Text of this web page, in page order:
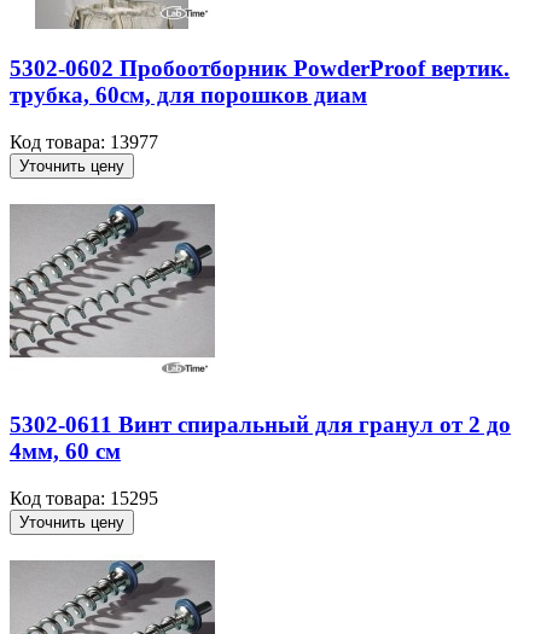
5302-0602 Пробоотборник PowderProof вертик.
трубка, 60см, для порошков диам
Код товара: 13977
Уточнить цену
5302-0611 Винт спиральный для гранул от 2 до
4мм, 60 см
Код товара: 15295
Уточнить цену